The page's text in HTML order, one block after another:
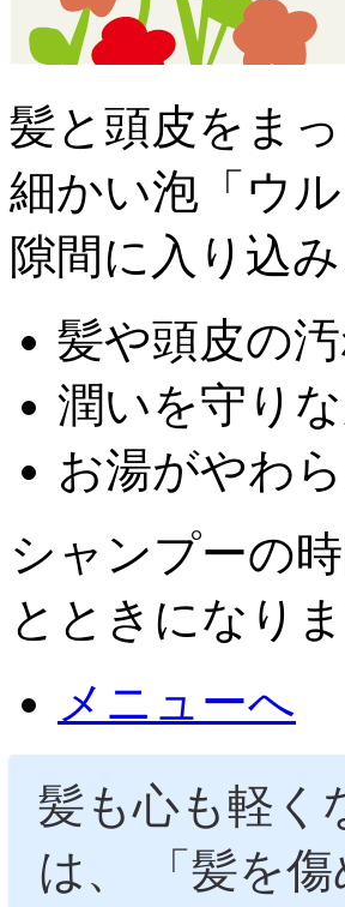
髪と頭皮をま
細かい泡「ウ
隙間に入り込
髪や頭皮の
潤いを守り
お湯がやわ
シャンプーの
とときになりま
メニューへ
髪も心も軽く
は、 「髪を